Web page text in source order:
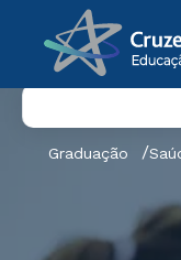
Graduação